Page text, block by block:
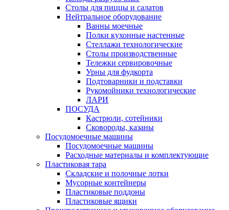
Столы для пиццы и салатов
Нейтральное оборудование
Ванны моечные
Полки кухонные настенные
Стеллажи технологические
Столы производственные
Тележки сервировочные
Урны для фудкорта
Подтоварники и подставки
Рукомойники технологические
ЛАРИ
ПОСУДА
Кастрюли, сотейники
Сковороды, казаны
Посудомоечные машины
Посудомоечные машины
Расходные материалы и комплектующие
Пластиковая тара
Складские и полочные лотки
Мусорные контейнеры
Пластиковые поддоны
Пластиковые ящики